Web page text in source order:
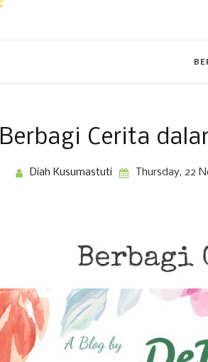
Berbagi Cerita
Diah Kusumastuti Thursday, 22